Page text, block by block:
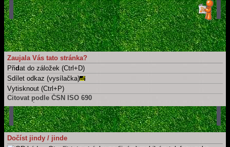
Berlínská zeď coby kruhová inverze
21. 05. 2026
Časová osa: Historie techniky v kontextu dalších dějin
11. 05. 2026
Take a part, zúčastnit se, wziąć udział, účast, ...
Hlavní strana blogu
Všechny články
Zaujala Vás tato stránka?
Přidat do záložek (Ctrl+D)
Sdílet odkaz (vysílačka)
Vytisknout (Ctrl+P)
Citovat podle ČSN ISO 690
Tuto stránku
ADÁMEK, Martin. Kontakt (UHK-FIM).Martin Adámek[online]. Náchod
/ Meziměstí [cit. 2026-08-06]. Dostupné z:
https://www.adamek.cz/fim/kontakt
Celý web
ADÁMEK, Martin.Martin Adámek[online]. Náchod / Meziměstí [cit.
Dočíst jindy / jinde